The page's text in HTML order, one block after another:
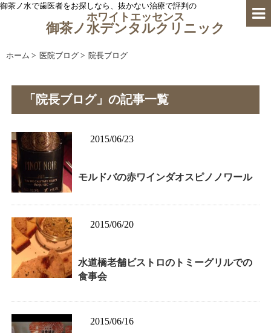
御茶ノ水で歯医者をお探しなら、抜かない治療で評判の
ホワイトエッセンス
御茶ノ水デンタルクリニック
ホーム > 医院ブログ > 院長ブログ
「院長ブログ」の記事一覧
2015/06/23
モルドバの赤ワインダオスピノノワール
2015/06/20
水道橋老舗ビストロのトミーグリルでの
食事会
2015/06/16